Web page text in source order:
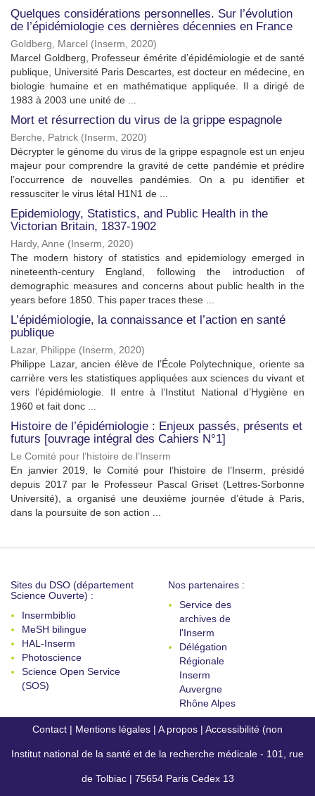
Quelques considérations personnelles. Sur l’évolution
de l’épidémiologie ces dernières décennies en France
Goldberg, Marcel ( Inserm, 2020)
Marcel Goldberg, Professeur émérite d’épidémiologie et de santé
publique, Université Paris Descartes, est docteur en médecine, en
biologie humaine et en mathématique appliquée. Il a dirigé de
1983 à 2003 une unité de ...
Mort et résurrection du virus de la grippe espagnole
Berche, Patrick ( Inserm, 2020)
Décrypter le génome du virus de la grippe espagnole est un enjeu
majeur pour comprendre la gravité de cette pandémie et prédire
l’occurrence de nouvelles pandémies. On a pu identifier et
ressusciter le virus létal H1N1 de ...
Epidemiology, Statistics, and Public Health in the
Victorian Britain, 1837-1902
Hardy, Anne ( Inserm, 2020)
The modern history of statistics and epidemiology emerged in
nineteenth-century England, following the introduction of
demographic measures and concerns about public health in the
years before 1850. This paper traces these ...
L’épidémiologie, la connaissance et l’action en santé
publique
Lazar, Philippe ( Inserm, 2020)
Philippe Lazar, ancien élève de l’École Polytechnique, oriente sa
carrière vers les statistiques appliquées aux sciences du vivant et
vers l’épidémiologie. Il entre à l’Institut National d’Hygiène en
1960 et fait donc ...
Histoire de l’épidémiologie : Enjeux passés, présents et
futurs [ouvrage intégral des Cahiers N°1]
Le Comité pour l’histoire de l’Inserm
En janvier 2019, le Comité pour l’histoire de l’Inserm, présidé
depuis 2017 par le Professeur Pascal Griset (Lettres-Sorbonne
Université), a organisé une deuxième journée d’étude à Paris,
dans la poursuite de son action ...
Sites du DSO (département
Science Ouverte) :
Insermbiblio
MeSH bilingue
HAL-Inserm
Photoscience
Science Open Service
(SOS)
Nos partenaires :
Service des
archives de
l'Inserm
Délégation
Régionale
Inserm
Auvergne
Rhône Alpes
Contact | Mentions légales | A propos | Accessibilité (non
conforme)
Institut national de la santé et de la recherche médicale - 101, rue
de Tolbiac | 75654 Paris Cedex 13